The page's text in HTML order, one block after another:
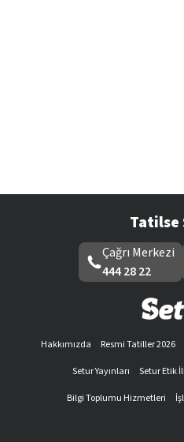
Tatilse
Çağrı Merkezi
444 28 22
Hakkımızda Resmi Tatiller 2026
Setur Yayınları
Setur Etik
Bilgi Toplumu Hizmetleri